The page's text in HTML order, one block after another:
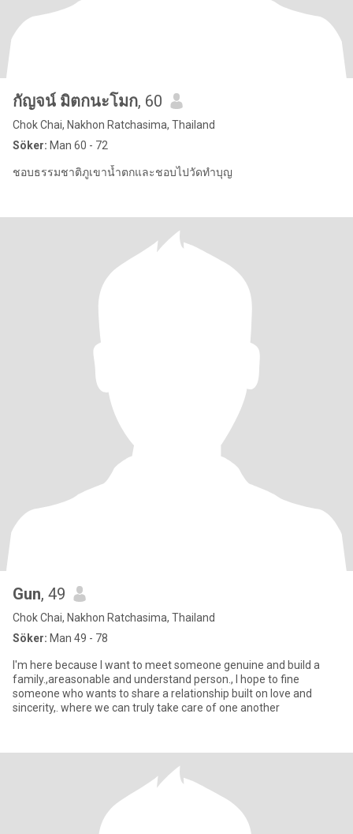
กัญจน์ มิตกนะโมก, 60
Chok Chai, Nakhon Ratchasima, Thailand
Söker: Man 60 - 72
ชอบธรรมชาติภูเขาน้ำตกและชอบไปวัดทำบุญ
Gun, 49
Chok Chai, Nakhon Ratchasima, Thailand
Söker: Man 49 - 78
I'm here because l want to meet someone genuine and build a
family.,areasonable and understand person., I hope to fine
someone who wants to share a relationship built on love and
sincerity,. where we can truly take care of one another